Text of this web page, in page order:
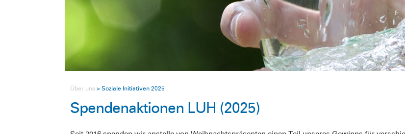
Über uns Soziale Initiativen 2025
Spendenaktionen LUH (2025)